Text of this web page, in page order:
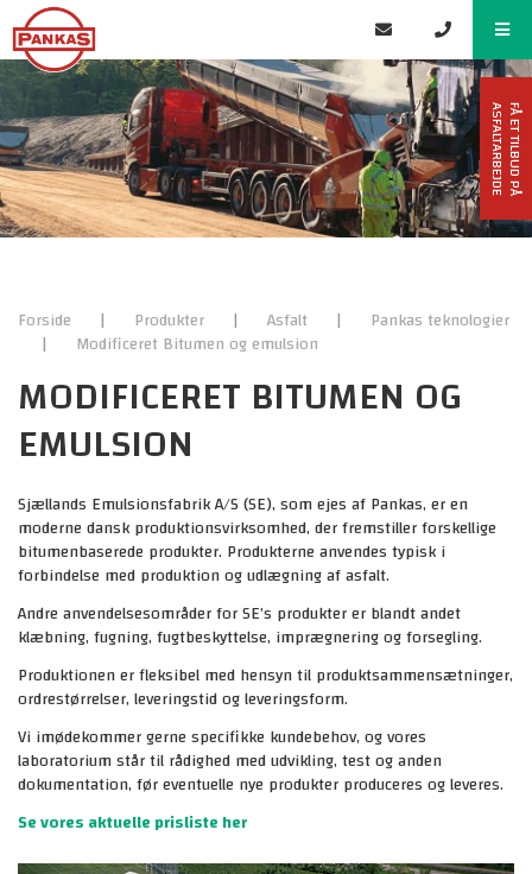
Forside | Produkter | Asfalt | Pankas teknologier
| Modificeret Bitumen og emulsion
F
Å
E
T
T
I
L
B
U
D
P
Å
A
S
F
A
L
T
A
R
B
E
J
D
E
MODIFICERET BITUMEN OG
EMULSION
Sjællands Emulsionsfabrik A/S (SE), som ejes af Pankas, er en
moderne dansk produktionsvirksomhed, der fremstiller forskellige
bitumenbaserede produkter. Produkterne anvendes typisk i
forbindelse med produktion og udlægning af asfalt.
Andre anvendelsesområder for SE’s produkter er blandt andet
klæbning, fugning, fugtbeskyttelse, imprægnering og forsegling.
Produktionen er fleksibel med hensyn til produktsammensætninger,
ordrestørrelser, leveringstid og leveringsform.
Vi imødekommer gerne specifikke kundebehov, og vores
laboratorium står til rådighed med udvikling, test og anden
dokumentation, før eventuelle nye produkter produceres og leveres.
Se vores aktuelle prisliste her